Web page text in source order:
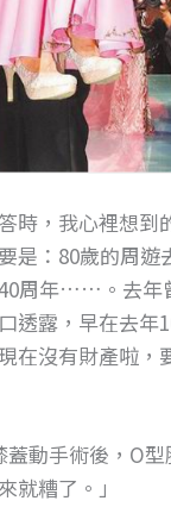
時，我心裡想
是：80歲的周
周年……。去年
透露，早在去
在沒有財產啦
動手術後，O
就糟了。」